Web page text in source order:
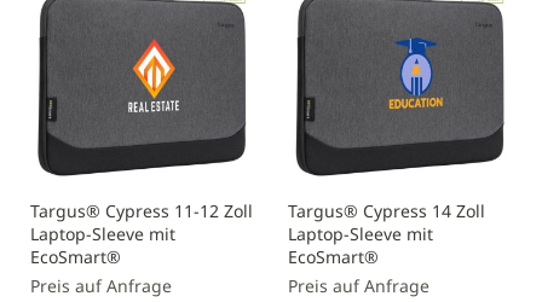
Targus® Cypress 11-12 Zoll
Laptop-Sleeve mit
EcoSmart®
Preis auf Anfrage
Targus® Cypress 14 Zoll
Laptop-Sleeve mit
EcoSmart®
Preis auf Anfrage